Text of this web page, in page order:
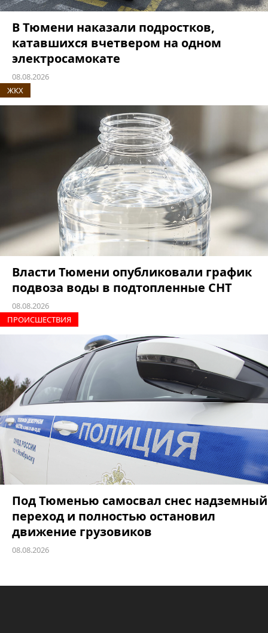
В Тюмени наказали подростков,
катавшихся вчетвером на одном
электросамокате
08.08.2026
ЖКХ
Власти Тюмени опубликовали график
подвоза воды в подтопленные СНТ
08.08.2026
ПРОИCШЕСТВИЯ
Под Тюменью самосвал снес надземный
переход и полностью остановил
движение грузовиков
08.08.2026